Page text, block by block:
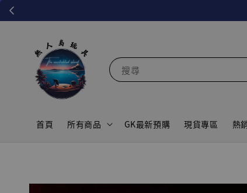
搜尋
首頁 所有商品 GK最新預購 現貨專區 熱